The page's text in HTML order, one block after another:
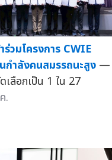
วมโครงการ CWIE
กำลังคนสมรรถนะสูง —
ลือกเป็น 1 ใน 27
.